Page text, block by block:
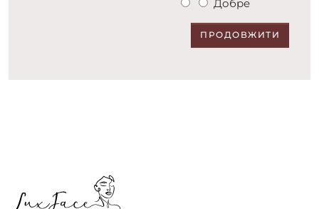
Добре
ПРОДОВЖИТИ